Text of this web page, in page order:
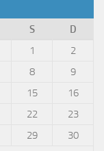
S D
1
2
8
9
15
16
22
23
29
30